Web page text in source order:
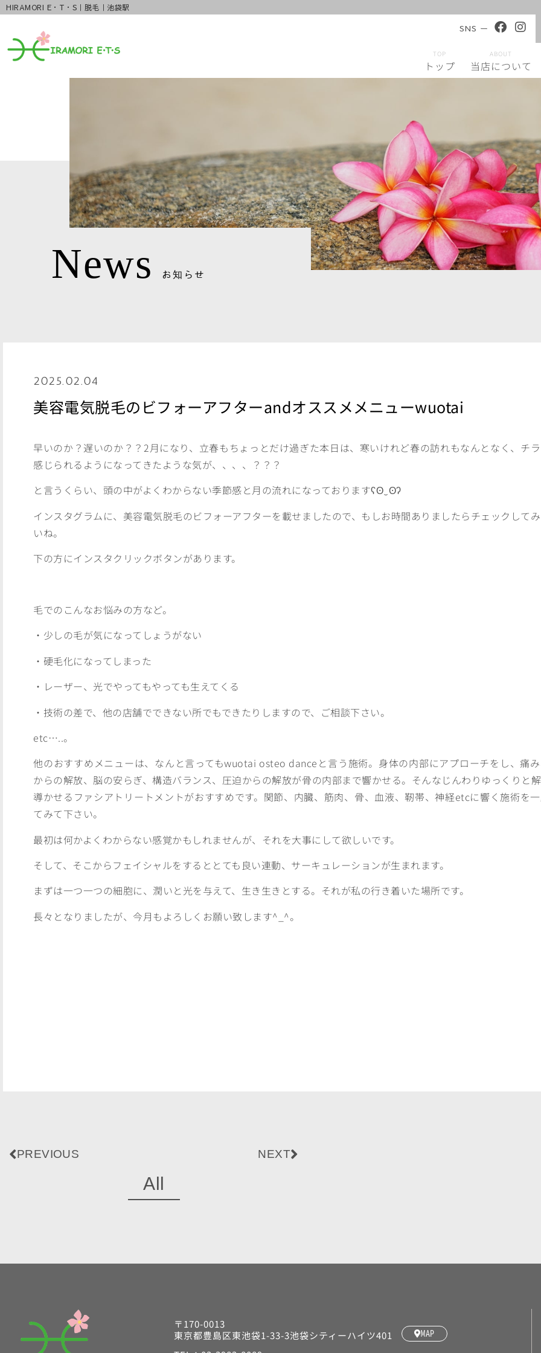
HIRAMORI E・T・S｜脱毛｜池袋駅
SNS ー
TOP
トップ
ABOUT
当店について
News お知らせ
2025.02.04
美容電気脱毛のビフォーアフターandオススメメニューwuotai
早いのか？遅いのか？？2月になり、立春もちょっとだけ過ぎた本日は、寒いけれど春の訪れもなんとなく、チ
感じられるようになってきたような気が、、、、？？？
と言うくらい、頭の中がよくわからない季節感と月の流れになっておりますʕʘ‿ʘʔ
インスタグラムに、美容電気脱毛のビフォーアフターを載せましたので、もしお時間ありましたらチェックして
いね。
下の方にインスタクリックボタンがあります。
毛でのこんなお悩みの方など。
・少しの毛が気になってしょうがない
・硬毛化になってしまった
・レーザー、光でやってもやっても生えてくる
・技術の差で、他の店舗でできない所でもできたりしますので、ご相談下さい。
etc…..。
他のおすすめメニューは、なんと言ってもwuotai osteo danceと言う施術。身体の内部にアプローチをし、痛み
からの解放、脳の安らぎ、構造バランス、圧迫からの解放が骨の内部まで響かせる。そんなじんわりゆっくりと
導かせるファシアトリートメントがおすすめです。関節、内臓、筋肉、骨、血液、靭帯、神経etcに響く施術を
てみて下さい。
最初は何かよくわからない感覚かもしれませんが、それを大事にして欲しいです。
そして、そこからフェイシャルをするととても良い連動、サーキュレーションが生まれます。
まずは一つ一つの細胞に、潤いと光を与えて、生き生きとする。それが私の行き着いた場所です。
長々となりましたが、今月もよろしくお願い致します^_^。
PREVIOUS NEXT
All
〒170-0013
東京都豊島区東池袋1-33-3池袋シティーハイツ401
MAP